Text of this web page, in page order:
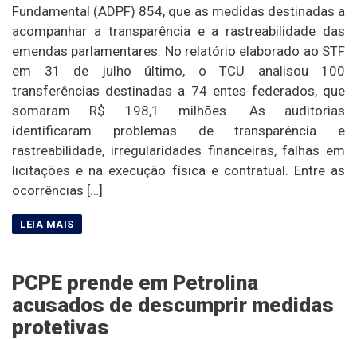
Fundamental (ADPF) 854, que as medidas destinadas a
acompanhar a transparência e a rastreabilidade das
emendas parlamentares. No relatório elaborado ao STF
em 31 de julho último, o TCU analisou 100
transferências destinadas a 74 entes federados, que
somaram R$ 198,1 milhões. As auditorias
identificaram problemas de transparência e
rastreabilidade, irregularidades financeiras, falhas em
licitações e na execução física e contratual. Entre as
ocorrências […]
PCPE prende em Petrolina
acusados de descumprir medidas
protetivas